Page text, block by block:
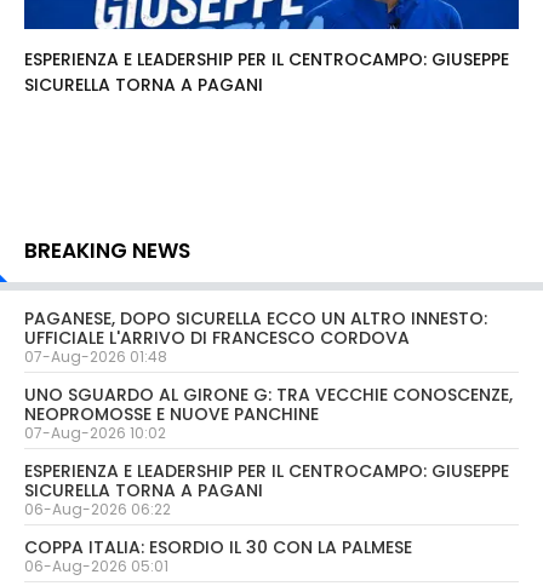
ESPERIENZA E LEADERSHIP PER IL CENTROCAMPO: GIUSEPPE
SICURELLA TORNA A PAGANI
BREAKING NEWS
PAGANESE, DOPO SICURELLA ECCO UN ALTRO INNESTO:
UFFICIALE L'ARRIVO DI FRANCESCO CORDOVA
07-Aug-2026 01:48
UNO SGUARDO AL GIRONE G: TRA VECCHIE CONOSCENZE,
NEOPROMOSSE E NUOVE PANCHINE
07-Aug-2026 10:02
ESPERIENZA E LEADERSHIP PER IL CENTROCAMPO: GIUSEPPE
SICURELLA TORNA A PAGANI
06-Aug-2026 06:22
COPPA ITALIA: ESORDIO IL 30 CON LA PALMESE
06-Aug-2026 05:01